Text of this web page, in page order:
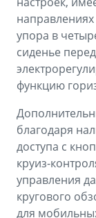
упора в
сиденье
функцию
благодаря
доступа с
круиз-
управления
кругового
для